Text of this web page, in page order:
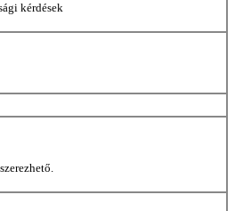
kérdések